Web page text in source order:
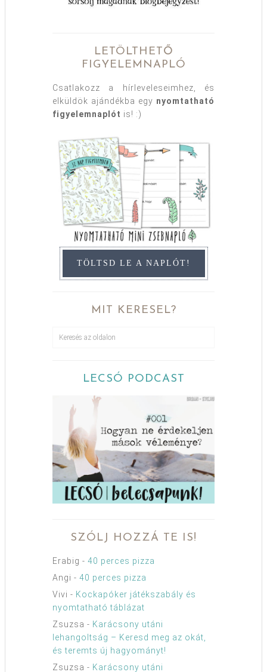
LETÖLTHETŐ
FIGYELEMNAPLÓ
Csatlakozz a hírleveleseimhez, és
elküldök ajándékba egy nyomtatható
figyelemnaplót is! :)
TÖLTSD LE A NAPLÓT!
MIT KERESEL?
LECSÓ PODCAST
SZÓLJ HOZZÁ TE IS!
Erabig - 40 perces pizza
Angi - 40 perces pizza
Vivi - Kockapóker játékszabály és
nyomtatható táblázat
Zsuzsa - Karácsony utáni
lehangoltság – Keresd meg az okát,
és teremts új hagyományt!
Zsuzsa - Karácsony utáni